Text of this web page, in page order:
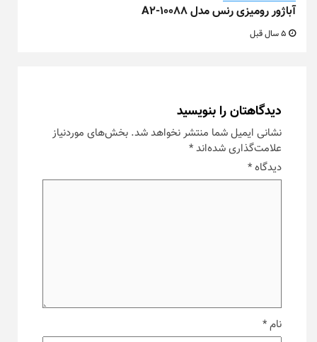
آباژور رومیزی رنس مدل A2-10088
دیدگاهتان را بنویسید
نشانی ایمیل شما منتشر نخواهد شد. بخش‌های موردنیاز
علامت‌گذاری شده‌اند*
دیدگاه*
نام*